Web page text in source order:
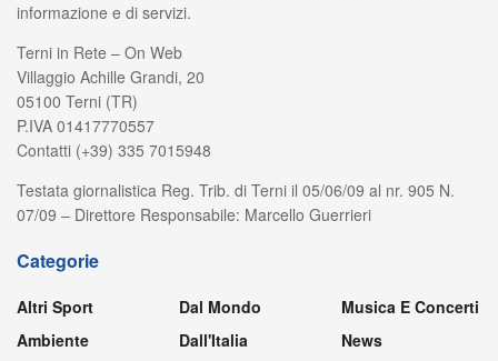
informazione e di servizi.
Terni in Rete – On Web
Villaggio Achille Grandi, 20
05100 Terni (TR)
P.IVA 01417770557
Contatti (+39) 335 7015948
Testata giornalistica Reg. Trib. di Terni il 05/06/09 al nr. 905 N.
07/09 – Direttore Responsabile: Marcello Guerrieri
Categorie
Altri Sport
Ambiente
Dal Mondo
Dall'Italia
Musica E Concerti
News